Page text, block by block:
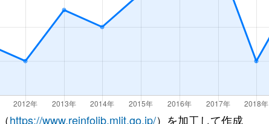
https://www.reinfolib.mlit.go.jp/）を加工して作成